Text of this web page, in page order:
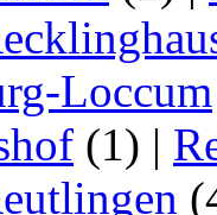
Loccum
(1) |